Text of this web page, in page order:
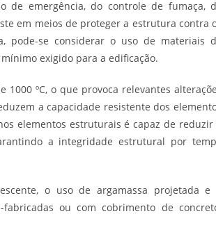
de emergência, do controle de fumaça,
em meios de proteger a estrutura contra
pode-se considerar o uso de materiais
exigido para a edificação.
ºC, o que provoca relevantes
a capacidade resistente dos
elementos estruturais é capaz de reduzir
a integridade estrutural por
o uso de argamassa projetada e
ou com cobrimento de